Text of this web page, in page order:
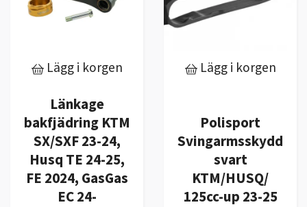
Lägg i korgen
Länkage
bakfjädring KTM
SX/SXF 23-24,
Husq TE 24-25,
FE 2024, GasGas
EC 24-
Lägg i korgen
Polisport
Svingarmsskydd
svart
KTM/HUSQ/
125cc-up 23-25